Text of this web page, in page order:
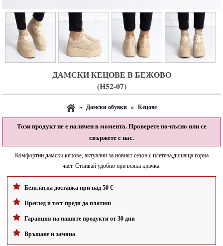
ДАМСКИ КЕЦОВЕ В БЕЖОВО
(H52-07)
» Дамски обувки » Кецове
Този продукт не е наличен в момента. Проверете по-късно или се
свържете с нас.
Комфортни дамски кецове, актуални за новият сезон с плетена,дишаща горна
част. Стъпвай удобно при всяка крачка.
Безплатна доставка при над 50 €
Преглед и тест преди да платиш
Гаранция на нашите продукти от 30 дни
Връщане и замяна